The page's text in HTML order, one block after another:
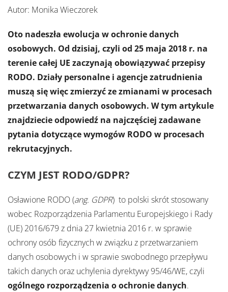
Autor: Monika Wieczorek
Oto nadeszła ewolucja w ochronie danych
osobowych. Od dzisiaj, czyli od 25 maja 2018 r. na
terenie całej UE zaczynają obowiązywać przepisy
RODO. Działy personalne i agencje zatrudnienia
muszą się więc zmierzyć ze zmianami w procesach
przetwarzania danych osobowych. W tym artykule
znajdziecie odpowiedź na najczęściej zadawane
pytania dotyczące wymogów RODO w procesach
rekrutacyjnych.
CZYM JEST RODO/GDPR?
Osławione RODO (ang. GDPR) to polski skrót stosowany
wobec Rozporządzenia Parlamentu Europejskiego i Rady
(UE) 2016/679 z dnia 27 kwietnia 2016 r. w sprawie
ochrony osób fizycznych w związku z przetwarzaniem
danych osobowych i w sprawie swobodnego przepływu
takich danych oraz uchylenia dyrektywy 95/46/WE, czyli
ogólnego rozporządzenia o ochronie danych.